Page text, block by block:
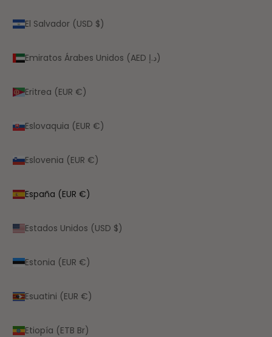
El Salvador (USD $)
Emiratos Árabes Unidos (AED د.إ)
Eritrea (EUR €)
Eslovaquia (EUR €)
Eslovenia (EUR €)
España (EUR €)
Estados Unidos (USD $)
Estonia (EUR €)
Esuatini (EUR €)
Etiopía (ETB Br)